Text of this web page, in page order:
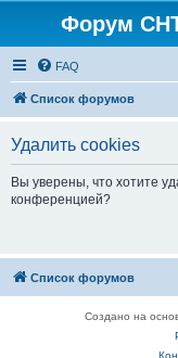
Форум
FAQ
Список форумов
Удалить cookies
Вы уверены, что хотите
конференцией?
Список форумов
Создано на